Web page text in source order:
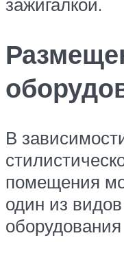
В
помещения
один из